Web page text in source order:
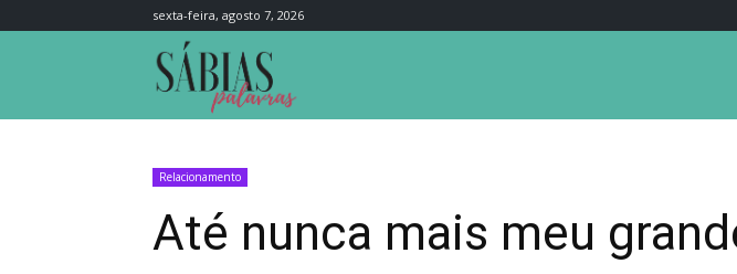
sexta-feira, agosto 7, 2026
Relacionamento
Até nunca mais meu